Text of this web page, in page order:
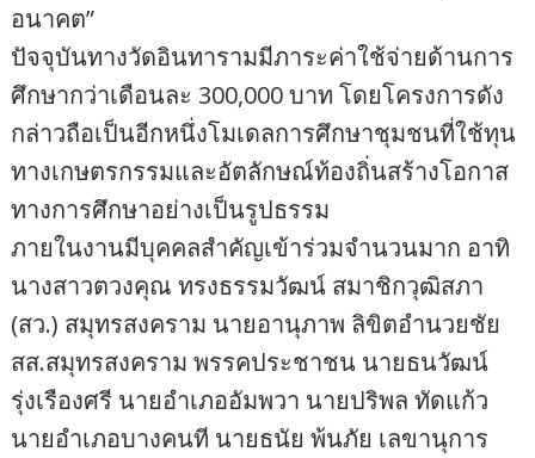
อนาคต”
ปัจจุบันทางวัดอินทารามมีภาระค่าใช้จ่ายด้านการ
ศึกษากว่าเดือนละ 300,000 บาท โดยโครงการดัง
กล่าวถือเป็นอีกหนึ่งโมเดลการศึกษาชุมชนที่ใช้ทุน
ทางเกษตรกรรมและอัตลักษณ์ท้องถิ่นสร้างโอกาส
ทางการศึกษาอย่างเป็นรูปธรรม
ภายในงานมีบุคคลสำคัญเข้าร่วมจำนวนมาก อาทิ
นางสาวตวงคุณ ทรงธรรมวัฒน์ สมาชิกวุฒิสภา
(สว.) สมุทรสงคราม นายอานุภาพ ลิขิตอำนวยชัย
สส.สมุทรสงคราม พรรคประชาชน นายธนวัฒน์
รุ่งเรืองศรี นายอำเภออัมพวา นายปริพล ทัดแก้ว
นายอำเภอบางคนที นายธนัย พ้นภัย เลขานุการ